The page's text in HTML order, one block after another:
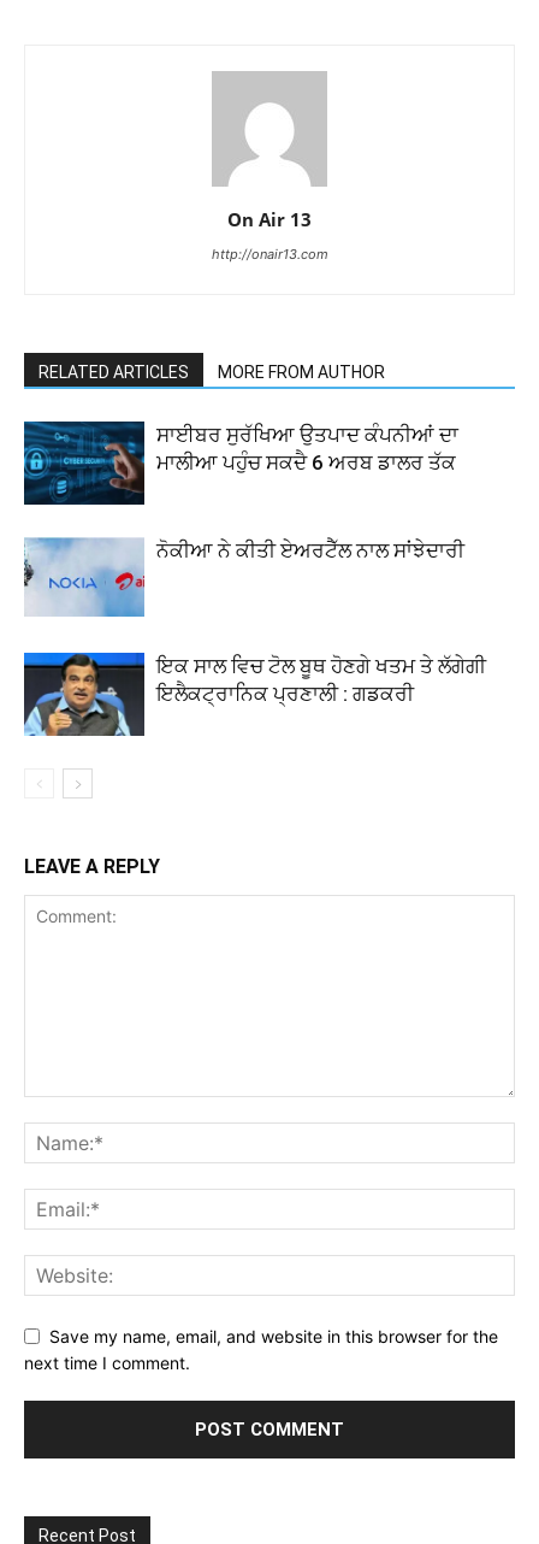
On Air 13
http://onair13.com
RELATED ARTICLES MORE FROM AUTHOR
ਸਾਈਬਰ ਸੁਰੱਖਿਆ ਉਤਪਾਦ ਕੰਪਨੀਆਂ ਦਾ
ਮਾਲੀਆ ਪਹੁੰਚ ਸਕਦੈ 6 ਅਰਬ ਡਾਲਰ ਤੱਕ
ਨੋਕੀਆ ਨੇ ਕੀਤੀ ਏਅਰਟੈੱਲ ਨਾਲ ਸਾਂਝੇਦਾਰੀ
ਇਕ ਸਾਲ ਵਿਚ ਟੋਲ ਬੂਥ ਹੋਣਗੇ ਖਤਮ ਤੇ ਲੱਗੇਗੀ
ਇਲੈਕਟ੍ਰਾਨਿਕ ਪ੍ਰਣਾਲੀ : ਗਡਕਰੀ
LEAVE A REPLY
Save my name, email, and website in this browser for the
next time I comment.
Recent Post